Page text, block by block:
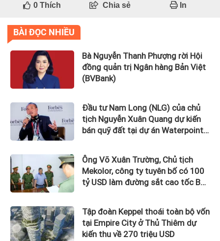
0Thích Chia sẻ In
BÀI ĐỌC NHIỀU
Bà Nguyễn Thanh Phượng rời Hội
đồng quản trị Ngân hàng Bản Việt
(BVBank)
Đầu tư Nam Long (NLG) của chủ
tịch Nguyễn Xuân Quang dự kiến
bán quỹ đất tại dự án Waterpoint,
Ông Võ Xuân Trường, Chủ tịch
Mekolor, công ty tuyên bố có 100
tỷ USD làm đường sắt cao tốc Bắc
Tập đoàn Keppel thoái toàn bộ vốn
tại Empire City ở Thủ Thiêm dự
kiến thu về 270 triệu USD